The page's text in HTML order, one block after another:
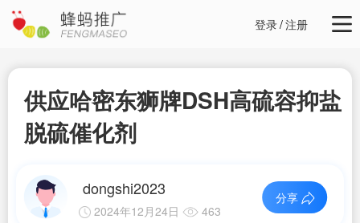
登录/注册
供应哈密东狮牌DSH高硫容抑盐
脱硫催化剂
dongshi2023
2024年12月24日 463
分享